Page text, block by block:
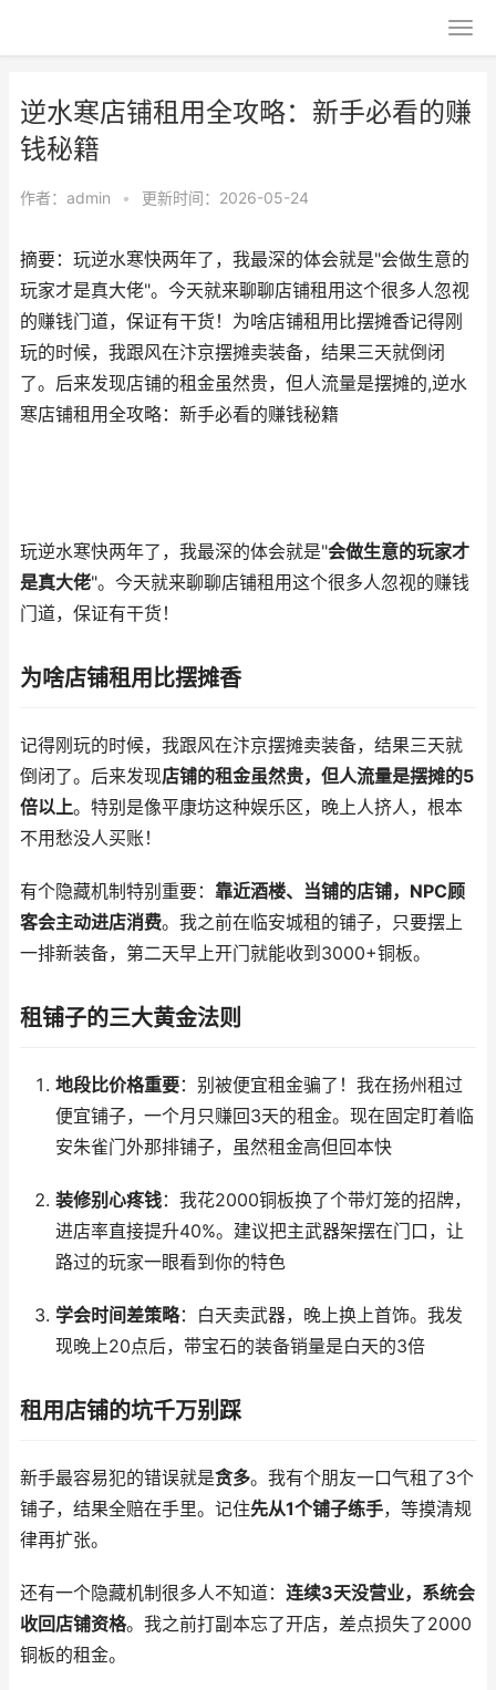
逆水寒店铺租用全攻略：新手必看的赚
钱秘籍
作者： admin • 更新时间：2026-05-24
摘要：玩逆水寒快两年了，我最深的体会就是"会做生意的
玩家才是真大佬"。今天就来聊聊店铺租用这个很多人忽视
的赚钱门道，保证有干货！为啥店铺租用比摆摊香记得刚
玩的时候，我跟风在汴京摆摊卖装备，结果三天就倒闭
了。后来发现店铺的租金虽然贵，但人流量是摆摊的,逆水
寒店铺租用全攻略：新手必看的赚钱秘籍
玩逆水寒快两年了，我最深的体会就是"会做生意的玩家才
是真大佬"。今天就来聊聊店铺租用这个很多人忽视的赚钱
门道，保证有干货！
为啥店铺租用比摆摊香
记得刚玩的时候，我跟风在汴京摆摊卖装备，结果三天就
倒闭了。后来发现店铺的租金虽然贵，但人流量是摆摊的5
倍以上。特别是像平康坊这种娱乐区，晚上人挤人，根本
不用愁没人买账！
有个隐藏机制特别重要： 靠近酒楼、当铺的店铺，NPC顾
客会主动进店消费。我之前在临安城租的铺子，只要摆上
一排新装备，第二天早上开门就能收到3000+铜板。
租铺子的三大黄金法则
地段比价格重要：别被便宜租金骗了！我在扬州租过
便宜铺子，一个月只赚回3天的租金。现在固定盯着临
安朱雀门外那排铺子，虽然租金高但回本快
装修别心疼钱：我花2000铜板换了个带灯笼的招牌，
进店率直接提升40%。建议把主武器架摆在门口，让
路过的玩家一眼看到你的特色
学会时间差策略：白天卖武器，晚上换上首饰。我发
现晚上20点后，带宝石的装备销量是白天的3倍
租用店铺的坑千万别踩
新手最容易犯的错误就是贪多。我有个朋友一口气租了3个
铺子，结果全赔在手里。记住先从1个铺子练手，等摸清规
律再扩张。
还有一个隐藏机制很多人不知道： 连续3天没营业，系统会
收回店铺资格。我之前打副本忘了开店，差点损失了2000
铜板的租金。